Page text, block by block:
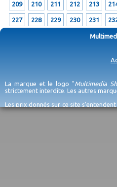
209 210 211 212 213
227 228 229 230 231
La marque et le logo "Multimedia
strictement interdite. Les autres
Les prix donnés sur ce site
erreurs d'encodage, et sauf